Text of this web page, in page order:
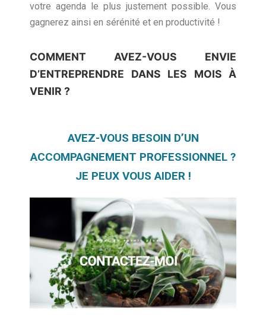
votre agenda le plus justement possible. Vous
gagnerez ainsi en sérénité et en productivité !
COMMENT AVEZ-VOUS ENVIE
D’ENTREPRENDRE DANS LES MOIS À
VENIR ?
AVEZ-VOUS BESOIN D’UN
ACCOMPAGNEMENT PROFESSIONNEL ?
JE PEUX VOUS AIDER !